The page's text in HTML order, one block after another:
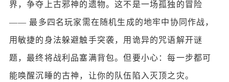
界，争夺上古邪神的遗物。这不是一场孤独的冒险
—— 最多四名玩家需在随机生成的地牢中协同作战，
用敏捷的身法躲避触手突袭，用诡异的咒语解开谜
题，最终将战利品塞满背包。但要小心：每一步都可
能唤醒沉睡的古神，让你的队伍陷入灭顶之灾。